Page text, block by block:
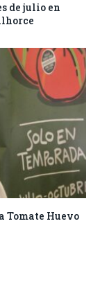
de julio en
Tomate Huevo